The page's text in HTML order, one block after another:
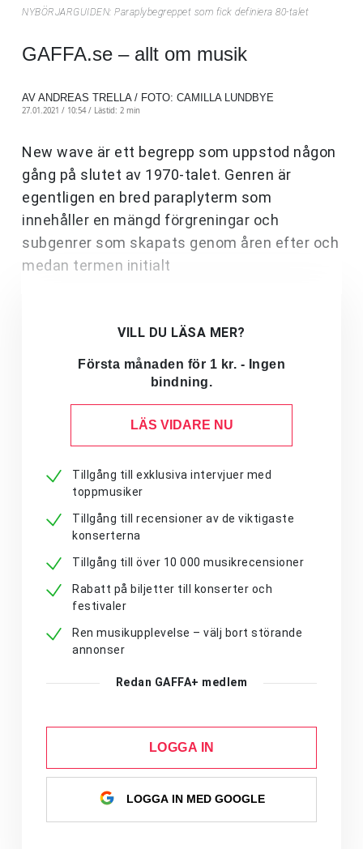
NYBÖRJARGUIDEN: Paraplybegreppet som fick definiera 80-talet
GAFFA.se – allt om musik
AV ANDREAS TRELLA / FOTO: CAMILLA LUNDBYE
27.01.2021 / 10:54 / Lästid: 2 min
New wave är ett begrepp som uppstod någon
gång på slutet av 1970-talet. Genren är
egentligen en bred paraplyterm som
innehåller en mängd förgreningar och
subgenrer som skapats genom åren efter och
medan termen initialt
VILL DU LÄSA MER?
Första månaden för 1 kr. - Ingen
bindning.
LÄS VIDARE NU
Tillgång till exklusiva intervjuer med
toppmusiker
Tillgång till recensioner av de viktigaste
konserterna
Tillgång till över 10 000 musikrecensioner
Rabatt på biljetter till konserter och
festivaler
Ren musikupplevelse – välj bort störande
annonser
Redan GAFFA+ medlem
LOGGA IN
LOGGA IN MED GOOGLE